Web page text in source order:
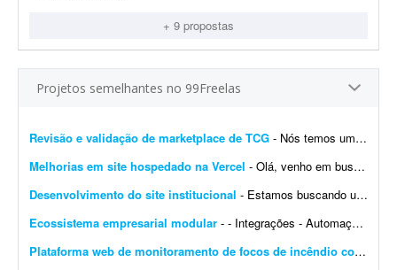
+ 9 propostas
Projetos semelhantes no 99Freelas
Revisão e validação de marketplace de TCG - Nós temos um site de marketplace de TCG (trading card game) chamado Capital Collectibles e gostaria de um programador front-end e back-end para nos ajudar a revisar a estrutura e validar a p...
Melhorias em site hospedado na Vercel - Olá, venho em busca de um profissional que entenda de Vercel. Gostaria de fazer alterações e melhorias no meu site. Já tenho muitas páginas que consigo editar, m...
Desenvolvimento do site institucional - Estamos buscando um web designer/desenvolvedor para criar o novo site institucional da BonaFruta Sorvetes. Nossa principal referência de experiência, qualidade visual, navegaç&a...
Ecossistema empresarial modular - - Integrações - Automações - Configuração de servidor - Criação de ferramentas Exemplo de trabalho: Configuração de VPS, scrap...
Plataforma web de monitoramento de focos de incêndio com mapa interativo